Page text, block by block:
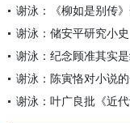
谢泳：《柳如是别传
谢泳：储安平研究小史
谢泳：纪念顾准其实
谢泳：陈寅恪对小说
谢泳：叶广良批《近代